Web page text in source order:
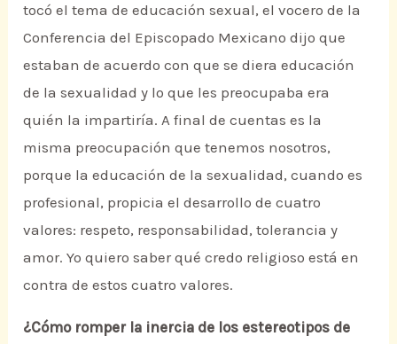
tocó el tema de educación sexual, el vocero de la
Conferencia del Episcopado Mexicano dijo que
estaban de acuerdo con que se diera educación
de la sexualidad y lo que les preocupaba era
quién la impartiría. A final de cuentas es la
misma preocupación que tenemos nosotros,
porque la educación de la sexualidad, cuando es
profesional, propicia el desarrollo de cuatro
valores: respeto, responsabilidad, tolerancia y
amor. Yo quiero saber qué credo religioso está en
contra de estos cuatro valores.
¿Cómo romper la inercia de los estereotipos de